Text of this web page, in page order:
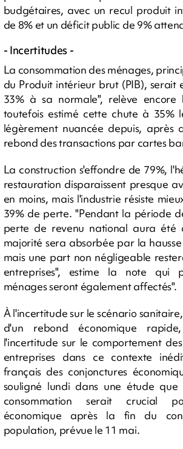
budgétaires, avec un recul produit
de 8% et un déficit public de 9%
- Incertitudes -
La consommation des ménages,
du Produit intérieur brut (PIB), serait
33% à sa normale", relève encore
toutefois estimé cette chute à 35%
légèrement nuancée depuis, après
rebond des transactions par cartes
La construction s'effondre de 79%,
restauration disparaissent presque
en moins, mais l'industrie résiste
39% de perte. "Pendant la période
perte de revenu national aura été
majorité sera absorbée par la
mais une part non négligeable
entreprises", estime la note qui
ménages seront également affectés".
À l'incertitude sur le scénario
d'un rebond économique
l'incertitude sur le comportement
entreprises dans ce contexte
français des conjonctures
souligné lundi dans une étude
consommation serait crucial
économique après la fin du
population, prévue le 11 mai.